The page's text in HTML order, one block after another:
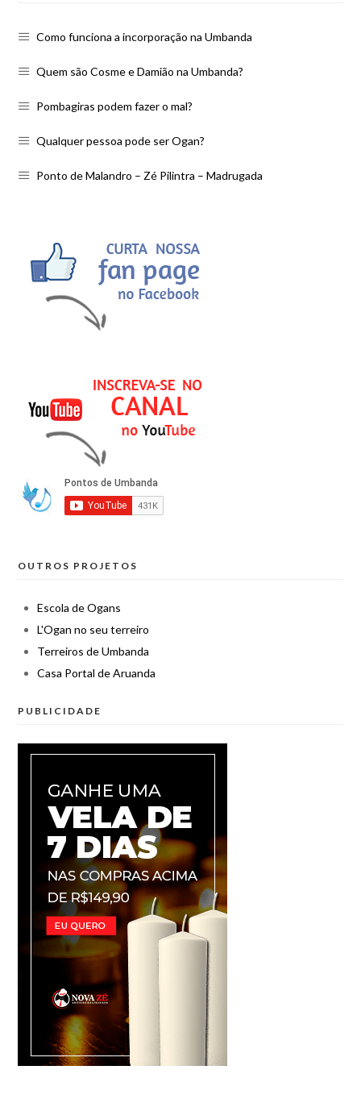
Como funciona a incorporação na Umbanda
Quem são Cosme e Damião na Umbanda?
Pombagiras podem fazer o mal?
Qualquer pessoa pode ser Ogan?
Ponto de Malandro – Zé Pilintra – Madrugada
OUTROS PROJETOS
Escola de Ogans
L'Ogan no seu terreiro
Terreiros de Umbanda
Casa Portal de Aruanda
PUBLICIDADE